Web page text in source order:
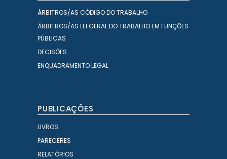
ÁRBITROS/AS CÓDIGO DO TRABALHO
ÁRBITROS/AS LEI GERAL DO TRABALHO EM FUNÇÕES
PÚBLICAS
DECISÕES
ENQUADRAMENTO LEGAL
PUBLICAÇÕES
LIVROS
PARECERES
RELATÓRIOS